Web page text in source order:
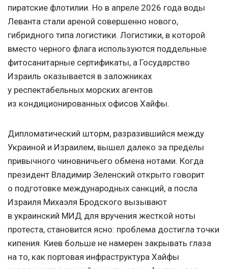
пиратские флотилии. Но в апреле 2026 года воды
Леванта стали ареной совершенно нового,
гибридного типа логистики. Логистики, в которой
вместо черного флага используются поддельные
фитосанитарные сертификаты, а Государство
Израиль оказывается в заложниках
у респектабельных морских агентов
из кондиционированных офисов Хайфы.
Дипломатический шторм, разразившийся между
Украиной и Израилем, вышел далеко за пределы
привычного чиновничьего обмена нотами. Когда
президент Владимир Зеленский открыто говорит
о подготовке международных санкций, а посла
Израиля Михаэля Бродского вызывают
в украинский МИД для вручения жесткой ноты
протеста, становится ясно: проблема достигла точки
кипения. Киев больше не намерен закрывать глаза
на то, как портовая инфраструктура Хайфы